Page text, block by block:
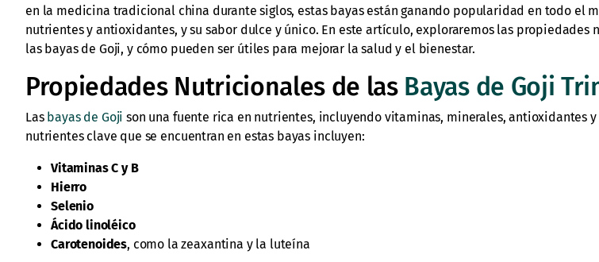
en la medicina tradicional china durante siglos, estas bayas están ganando popularidad en todo el
nutrientes y antioxidantes, y su sabor dulce y único. En este artículo, exploraremos las propiedades
las bayas de Goji, y cómo pueden ser útiles para mejorar la salud y el bienestar.
Propiedades Nutricionales de las Bayas de Goji
Las bayas de Goji son una fuente rica en nutrientes, incluyendo vitaminas, minerales, antioxidantes
nutrientes clave que se encuentran en estas bayas incluyen:
Vitaminas C y B
Hierro
Selenio
Ácido linoléico
Carotenoides, como la zeaxantina y la luteína